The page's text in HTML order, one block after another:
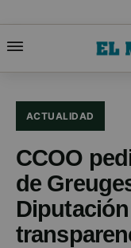
ACTUALIDAD
CCOO
de